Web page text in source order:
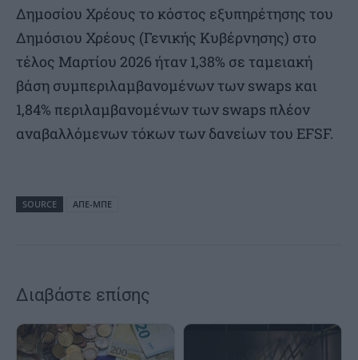
Δημοσίου Χρέους το κόστος εξυπηρέτησης του
Δημόσιου Χρέους (Γενικής Κυβέρνησης) στο
τέλος Μαρτίου 2026 ήταν 1,38% σε ταμειακή
βάση συμπεριλαμβανομένων των swaps και
1,84% περιλαμβανομένων των swaps πλέον
αναβαλλόμενων τόκων των δανείων του EFSF.
SOURCE ΑΠΕ-ΜΠΕ
Διαβάστε επίσης